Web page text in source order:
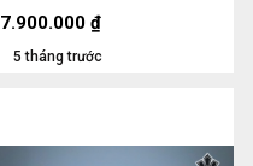
(cm) - 18kg - Kỷ Cao 10
5 tháng trước
7.900.000 ₫